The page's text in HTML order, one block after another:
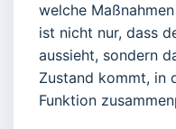
welche
ist nicht nur, dass
aussieht, sondern
Zustand kommt, in
Funktion